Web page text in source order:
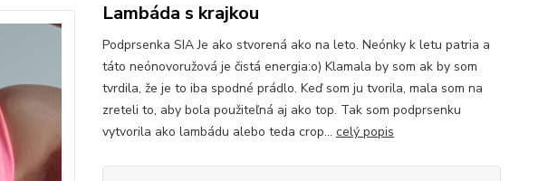
Lambáda s krajkou
Podprsenka SIA Je ako stvorená ako na leto. Neónky k letu patria a
táto neónovoružová je čistá energia:o) Klamala by som ak by som
tvrdila, že je to iba spodné prádlo. Keď som ju tvorila, mala som na
zreteli to, aby bola použiteľná aj ako top. Tak som podprsenku
vytvorila ako lambádu alebo teda crop... celý popis